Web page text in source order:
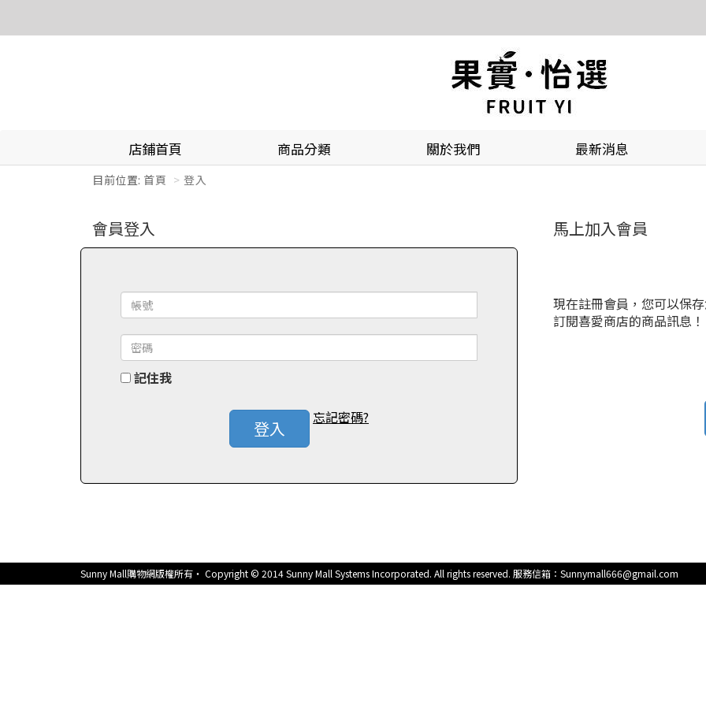
店鋪首頁 商品分類 關於我們 最新消息
目前位置: 首頁 登入
會員登入
記住我
登入
忘記密碼?
馬上加入會員
現在註冊會員，您可以保
訂閱喜愛商店的商品訊息！
Sunny Mall購物網版權所有‧ Copyright © 2014 Sunny Mall Systems Incorporated. All rights reserved. 服務信箱：Sunnymall666@gmail.com